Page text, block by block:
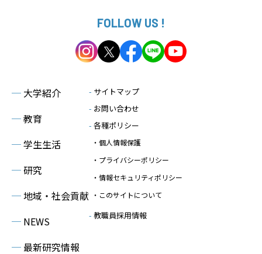
FOLLOW US !
─ 大学紹介
─教育
─学生生活
─研究
─地域・社会貢献
─ NEWS
─ 最新研究情報
- サイトマップ
- お問い合わせ
- 各種ポリシー
・個人情報保護
・プライバシーポリシー
・情報セキュリティポリシー
・このサイトについて
- 教職員採用情報